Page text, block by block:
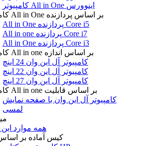
کامپیوتر All in One اینوورس
کامپیوتر All in One بر اساس پردازنده
All in One پردازنده Core i5
All in one پردازنده Core i7
All in One پردازنده Core i3
کامپیوتر All in one بر اساس اندازه
کامپیوتر آل این وان 24 اینچ
کامپیوتر آل این وان 22 اینچ
کامپیوتر آل این وان 27 اینچ
کامپیوتر All in one بر اساس قابلیت
کامپیوتر آل این وان با صفحه نمایش
لمسی
همه موارد
کیس آماده بر